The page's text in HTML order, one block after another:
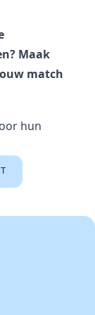
Maak
match
hun